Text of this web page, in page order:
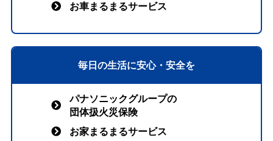
お車まるまるサービス
毎日の生活に安心・安全を
パナソニックグループの
団体扱火災保険
お家まるまるサービス